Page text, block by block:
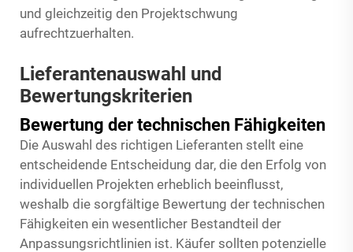
und gleichzeitig den Projektschwung
aufrechtzuerhalten.
Lieferantenauswahl und
Bewertungskriterien
Bewertung der technischen Fähigkeiten
Die Auswahl des richtigen Lieferanten stellt eine
entscheidende Entscheidung dar, die den Erfolg von
individuellen Projekten erheblich beeinflusst,
weshalb die sorgfältige Bewertung der technischen
Fähigkeiten ein wesentlicher Bestandteil der
Anpassungsrichtlinien ist. Käufer sollten potenzielle